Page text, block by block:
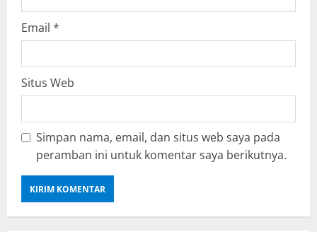
Email *
Situs Web
Simpan nama, email, dan situs web saya pada
peramban ini untuk komentar saya berikutnya.